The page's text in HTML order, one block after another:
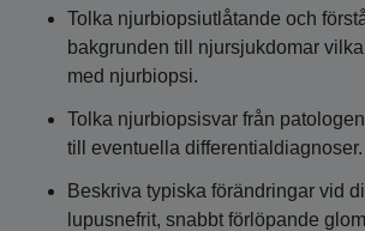
Tolka njurbiopsiutlåtande och
bakgrunden till njursjukdomar
med njurbiopsi.
Tolka njurbiopsisvar från
till eventuella differentialdiagnoser.
Beskriva typiska förändringar vid
lupusnefrit, snabbt förlöpande